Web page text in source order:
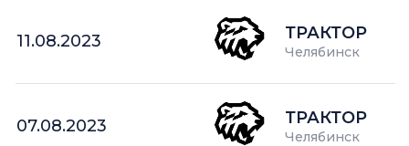
11.08.2023 ТРАКТОР
Челябинск
07.08.2023 ТРАКТОР
Челябинск